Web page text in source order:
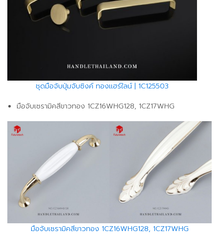
ชุดมือจับปุ่มจับซิงค์ ทองเเฮร์ใลน์ | 1C125503
มือจับเซรามิคสีขาวทอง 1CZ16WHG128, 1CZ17WHG
มือจับเซรามิคสีขาวทอง 1CZ16WHG128, 1CZ17WHG